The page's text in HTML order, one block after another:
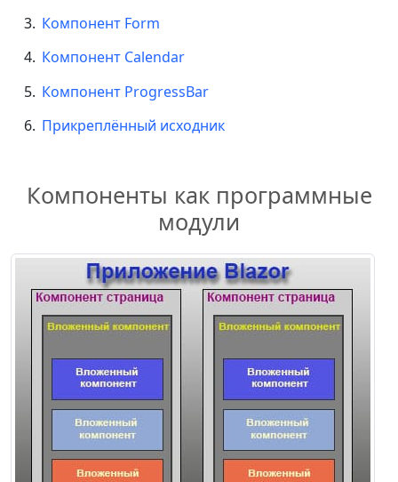
Компонент Form
Компонент Calendar
Компонент ProgressBar
Прикреплённый исходник
Компоненты как программные
модули